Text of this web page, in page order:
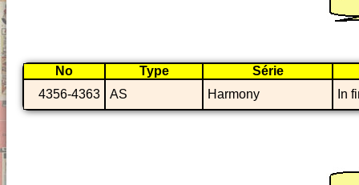
No Type
Série
4356-4363
AS Harmony In